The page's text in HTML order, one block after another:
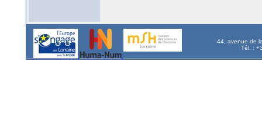
44, avenue de
Tél. :